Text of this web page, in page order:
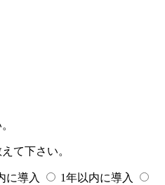
て下さい。
に導入
1年以内に導入